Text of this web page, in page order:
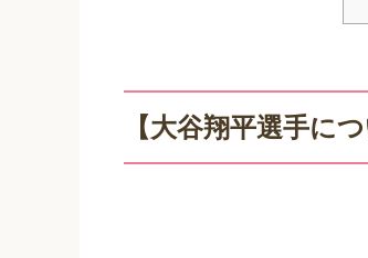
【大谷翔平選手につ